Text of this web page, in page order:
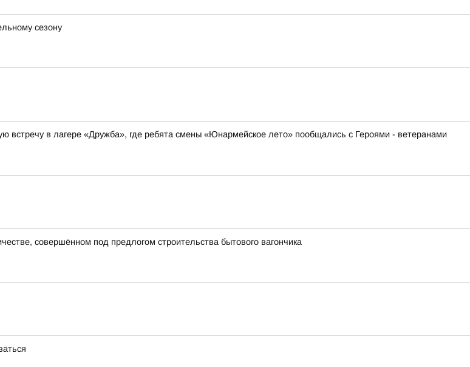
сезону
встречу в лагере «Дружба», где ребята смены «Юнармейское лето» пообщались с Героями - ветеранами
совершённом под предлогом строительства бытового вагончика